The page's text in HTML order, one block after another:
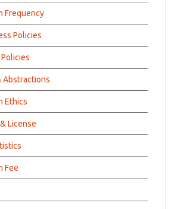
Frequency
Policies
Abstractions
Ethics
License
Fee